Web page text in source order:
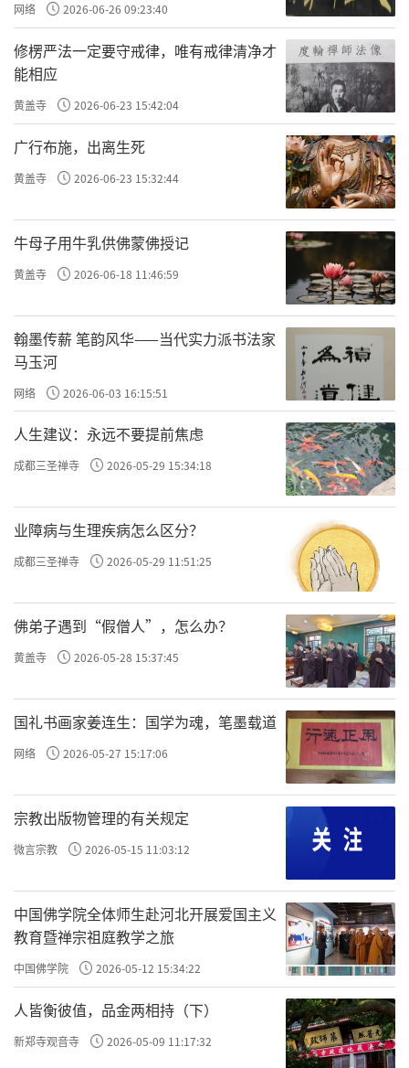
而出的生动。据专家评价，其绘画手法达到了
纯熟地步，是罕见的元代壁画珍品，是研究元
代绘画艺术的宝贵资料。之所以叫「无梁
殿」，是因为这个建筑未使用大梁，巧妙地利
用斗拱、枋、榫铆相连，将屋顶的重量传到中
柱上，极其稳固，体现了高超的建筑艺术，是
中原地区充分利用力学原理的一座典型建筑。
很多大学的古建教材上，都把这座建筑当作范
例介绍。
大雄宝殿，殿面阔三间，进深三间，单檐
歇山顶，上覆绿色琉璃瓦。结构精巧，四翼角
向上反翘，酷似大鹏展翅，造型庄重优美。殿
内前墙与东西壁，尚存有人物、楼阁、城廓、
山水、树木、花卉等彩色壁画，表现了元代民
间画风；内檐的拱眼壁间，皆有彩绘坐佛，结
跏趺坐於云层中，其後有项光与背光，可能是
明代重修时所绘。这大雄宝殿是「原汁原味」
的元代建筑，没有任何修补的痕迹，杜先洲、
祁英涛等著名古建专家来看的时候击节赞赏，
认为是中原地区「结构最纯正的元代建筑」。
大殿前门额上方有「风」字形牌匾，上书「大
雄之殿」四个字，笔力刚劲，落款为「大元至
元五年（一三○四年）」，被认为是中原地区
现存寺院牌匾中时代最早的。
慈胜寺现存的建筑是元代的，但其实创建
於更久远的年代。宋代末年的一场战火曾将这
座寺院化为废墟，元代只是在原址上进行了重
建。那麽这座古刹的历史能够追溯到什麽年
代？慈胜寺现存的碑记为人们提供了线索。
石经幢上「五代史」慈胜寺大雄殿前古碑
罗列，斑驳的石碑上有些模糊的字迹，显示著
岁月的痕迹。仔细端详，可看到明嘉靖四年的
《重修慈胜寺大雄殿记》、清顺治六年的《重
修毗庐殿碑记》等等。
网络 2026-06-26 09:23:40
修楞严法一定要守戒律，唯有戒律清净才
能相应
黄盖寺 2026-06-23 15:42:04
广行布施，出离生死
黄盖寺 2026-06-23 15:32:44
牛母子用牛乳供佛蒙佛授记
黄盖寺 2026-06-18 11:46:59
翰墨传薪 笔韵风华——当代实力派书法家
马玉河
网络 2026-06-03 16:15:51
人生建议：永远不要提前焦虑
成都三圣禅寺 2026-05-29 15:34:18
业障病与生理疾病怎么区分？
成都三圣禅寺 2026-05-29 11:51:25
佛弟子遇到“假僧人”，怎么办？
黄盖寺 2026-05-28 15:37:45
国礼书画家姜连生：国学为魂，笔墨载道
网络 2026-05-27 15:17:06
宗教出版物管理的有关规定
微言宗教 2026-05-15 11:03:12
中国佛学院全体师生赴河北开展爱国主义
教育暨禅宗祖庭教学之旅
中国佛学院 2026-05-12 15:34:22
人皆衡彼值，品金两相持（下）
新郑寺观音寺 2026-05-09 11:17:32